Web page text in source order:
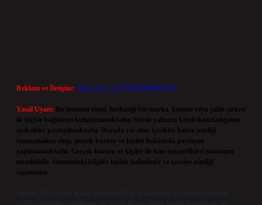
Reklam ve İletişim: Skype: live:.cid.575569c608265c69
Yasal Uyarı:
Bu internet sitesi, herhangi bir marka, kurum veya şahıs şirketi
ile hiçbir bağlantısı bulunmamaktadır. Sitede yalnızca kendi hazırladığımız
makaleler paylaşılmaktadır. Burada yer alan içerikler haber niteliği
taşımamakta olup, gerçek kurum ve kişiler hakkında paylaşım
yapılmamaktadır. Gerçek kurum ve kişiler ile isim benzerlikleri tamamen
tesadüfidir. Sitemizdeki bilgiler taslak halindedir ve tavsiye niteliği
taşımazlar.
Sitemiz, 5651 Sayılı Kanun gereğince Bilgi Teknolojileri ve İletişim Kurumu